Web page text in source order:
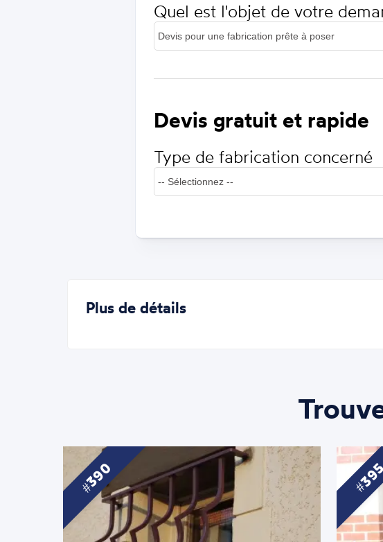
Quel est l'objet de votre
Devis gratuit et rapide
Type de fabrication concerné
Plus de détails
390